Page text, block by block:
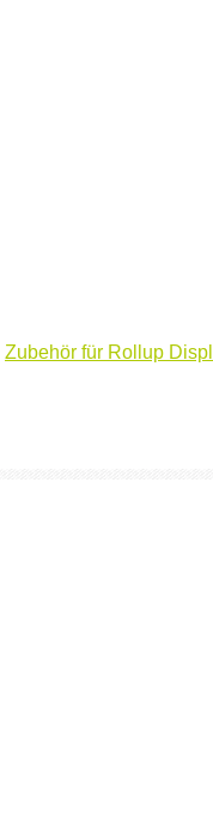
Zubehör für Rollup